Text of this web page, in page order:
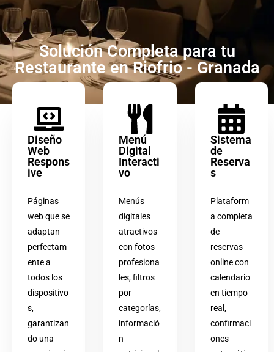
Solución Completa para tu
Restaurante en Riofrio - Granada
Diseño
Web
Respons
ive
Páginas
web que se
adaptan
perfectam
ente a
todos los
dispositivo
s,
garantizan
do una
Menú
Digital
Interacti
vo
Menús
digitales
atractivos
con fotos
profesiona
les, filtros
por
categorías,
informació
n
Sistema
de
Reserva
s
Plataform
a completa
de
reservas
online con
calendario
en tiempo
real,
confirmaci
ones